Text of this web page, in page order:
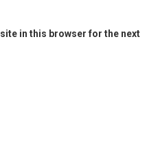
in this browser for the next